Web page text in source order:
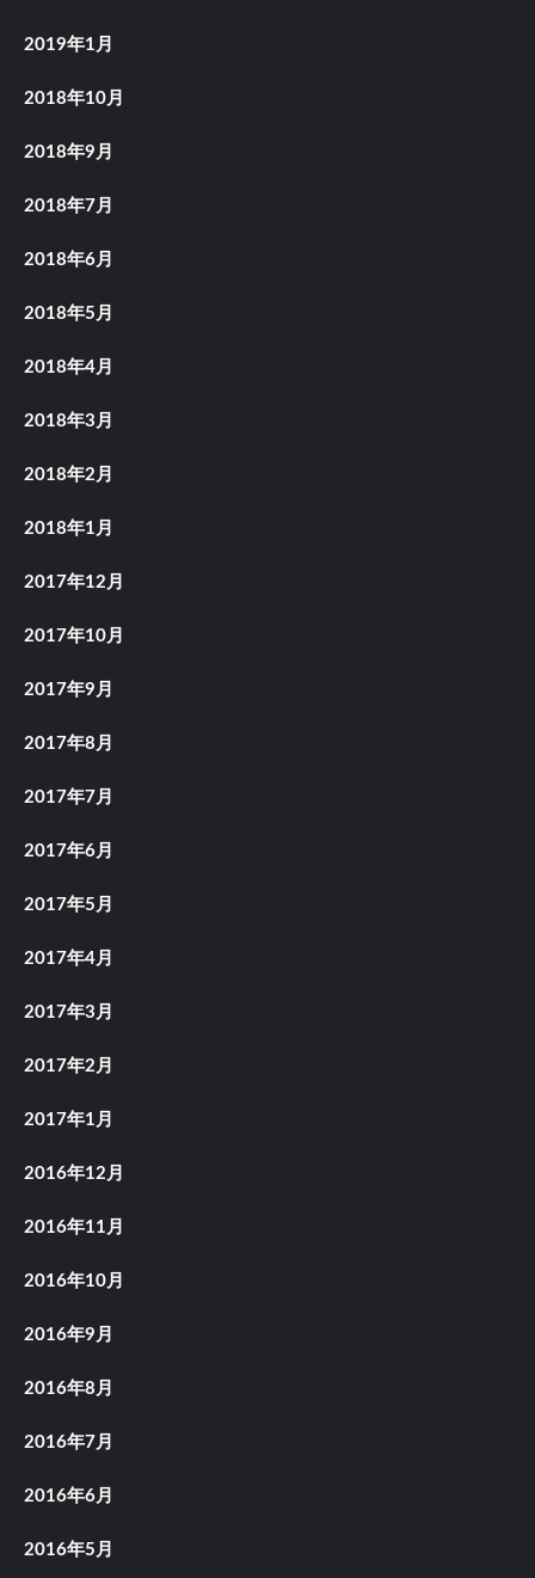
2019年1月
2018年10月
2018年9月
2018年7月
2018年6月
2018年5月
2018年4月
2018年3月
2018年2月
2018年1月
2017年12月
2017年10月
2017年9月
2017年8月
2017年7月
2017年6月
2017年5月
2017年4月
2017年3月
2017年2月
2017年1月
2016年12月
2016年11月
2016年10月
2016年9月
2016年8月
2016年7月
2016年6月
2016年5月